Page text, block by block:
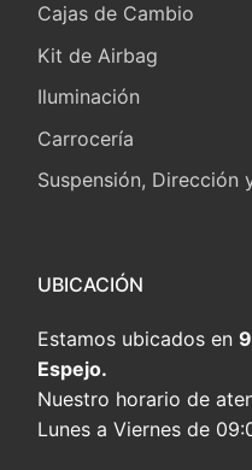
Cajas de Cambio
Kit de Airbag
Iluminación
Carrocería
Suspensión, Dirección
UBICACIÓN
Estamos ubicados en
Espejo.
Nuestro horario de
Lunes a Viernes de